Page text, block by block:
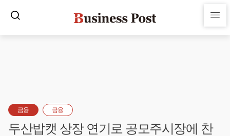
금융 금융
두산밥캣 상장 연기로 공모주시장에 찬